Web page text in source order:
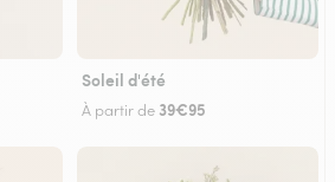
Soleil d'été
À partir de 39€95